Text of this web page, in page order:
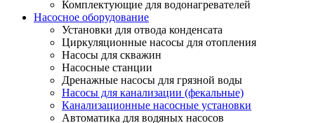
Комплектующие для водонагревателей
Насосное оборудование
Установки для отвода конденсата
Циркуляционные насосы для отопления
Насосы для скважин
Насосные станции
Дренажные насосы для грязной воды
Насосы для канализации (фекальные)
Канализационные насосные установки
Автоматика для водяных насосов